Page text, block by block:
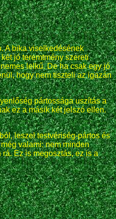
A bika viselkedésének
jó teremtmény szereti
lelkű. De ha csak egy jó
hogy nem tiszteli az igazán
pártossága uszítás a
ez a másik két jelszó ellen.
leszel testvériség-pártos és
valami: nem minden
Ez is megosztás, ez is a